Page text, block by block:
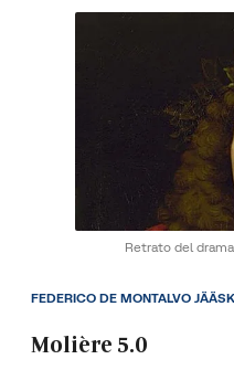
Retrato del
Molière 5.0
FEDERICO DE MONTALVO